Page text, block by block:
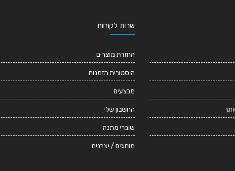
שרות לקוחות
החזרת מוצרים
היסטורית הזמנות
מבצעים
החשבון שלי
שוברי מתנה
מותגים / יצרנים